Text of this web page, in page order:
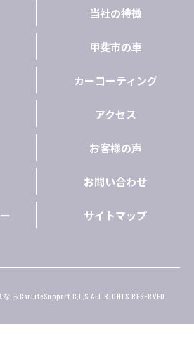
当社の特徴
甲斐市の車
カーコーティング
アクセス
お客様の声
お問い合わせ
サイトマップ
CarLifeSupport C,L,S ALL RIGHTS RESERVED.